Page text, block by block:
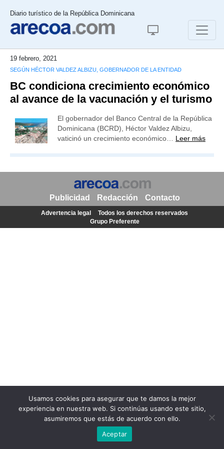
Diario turístico de la República Dominicana
19 febrero, 2021
SEGÚN HÉCTOR VALDEZ ALBIZU, GOBERNADOR DE LA ENTIDAD
BC condiciona crecimiento económico
al avance de la vacunación y el turismo
El gobernador del Banco Central de la República
Dominicana (BCRD), Héctor Valdez Albizu,
vaticinó un crecimiento económico… Leer más
Usamos cookies para asegurar que te damos la mejor
experiencia en nuestra web. Si continúas usando este sitio,
asumiremos que estás de acuerdo con ello.
Aceptar
Publicidad Redacción Contacto
Advertencia legal
Todos los derechos reservados
Grupo Preferente